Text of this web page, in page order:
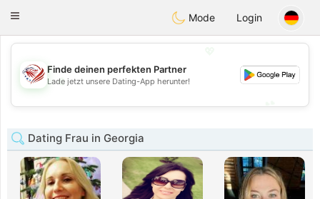
Dating
Toggle
Mode Login
💖
💕
Finde deinen perfekten Partner
Lade jetzt unsere Dating-App herunter!
Dating Frau in Georgia